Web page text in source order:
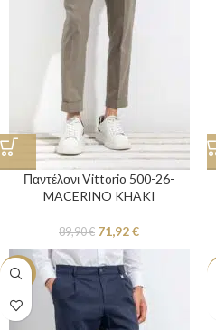
Παντέλονι Vittorio 500-26-
MACERINO KHAKI
89,90€ 71,92€
-20%